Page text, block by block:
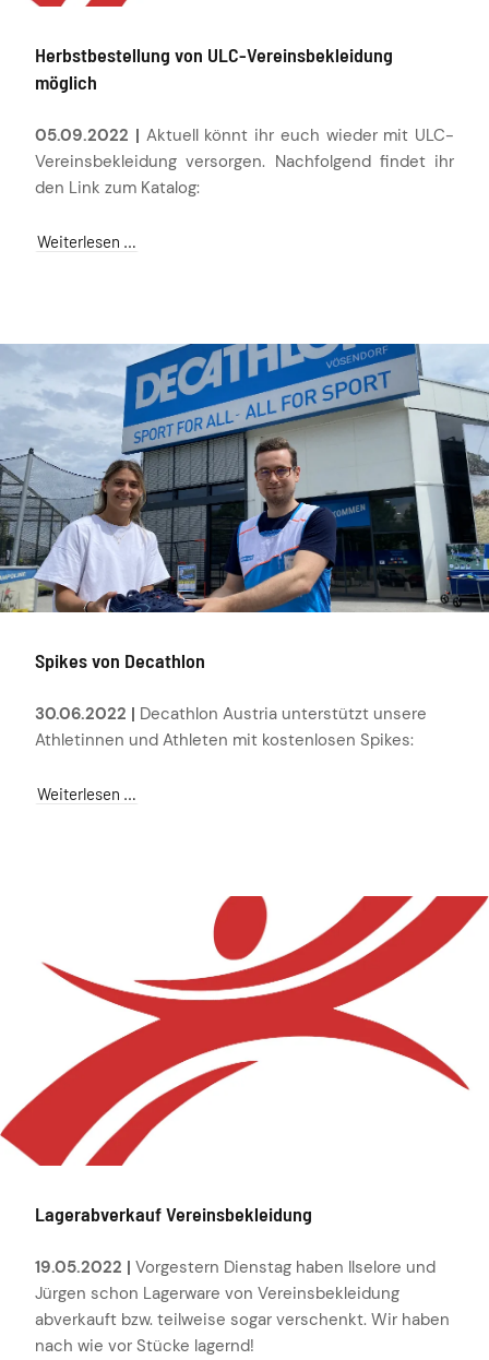
Herbstbestellung von ULC-Vereinsbekleidung
möglich
05.09.2022 | Aktuell könnt ihr euch wieder mit ULC-
Vereinsbekleidung versorgen. Nachfolgend findet ihr
den Link zum Katalog:
Weiterlesen …
Spikes von Decathlon
30.06.2022 | Decathlon Austria unterstützt unsere
Athletinnen und Athleten mit kostenlosen Spikes:
Weiterlesen …
Lagerabverkauf Vereinsbekleidung
19.05.2022 | Vorgestern Dienstag haben Ilselore und
Jürgen schon Lagerware von Vereinsbekleidung
abverkauft bzw. teilweise sogar verschenkt. Wir haben
nach wie vor Stücke lagernd!